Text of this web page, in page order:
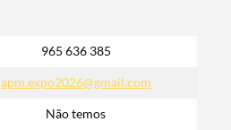
965 636 385
apm.expo2026@gmail.com
Não temos